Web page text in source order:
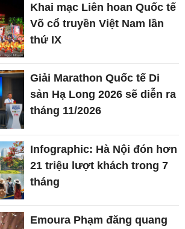
Khai mạc Liên hoan Quốc tế
Võ cổ truyền Việt Nam lần
thứ IX
Giải Marathon Quốc tế Di
sản Hạ Long 2026 sẽ diễn ra
tháng 11/2026
Infographic: Hà Nội đón hơn
21 triệu lượt khách trong 7
tháng
Emoura Phạm đăng quang